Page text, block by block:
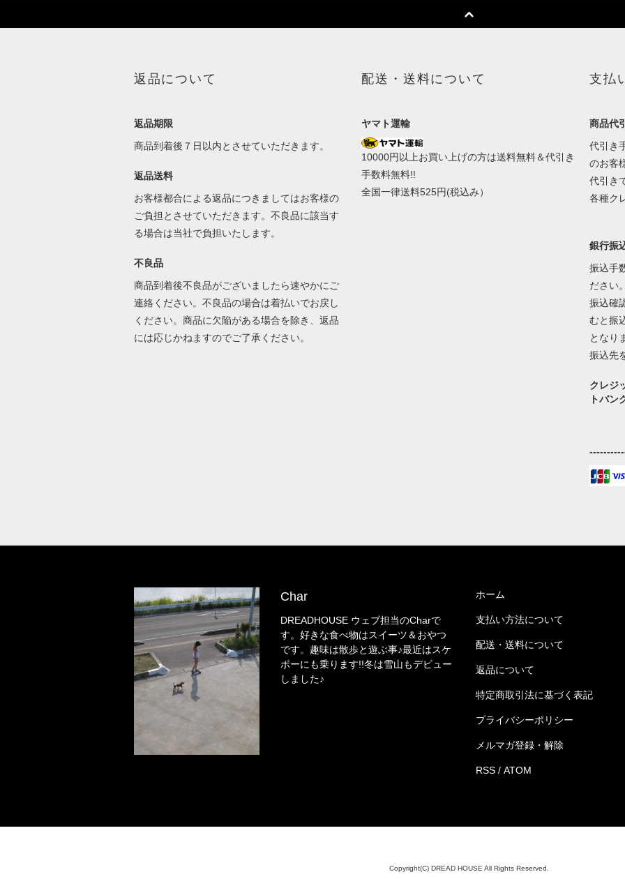
返品について
返品期限
商品到着後７日以内とさせていただきます。
返品送料
お客様都合による返品につきましてはお客様の
ご負担とさせていただきます。不良品に該当す
る場合は当社で負担いたします。
不良品
商品到着後不良品がございましたら速やかにご
連絡ください。不良品の場合は着払いでお戻し
ください。商品に欠陥がある場合を除き、返品
には応じかねますのでご了承ください。
配送・送料について
ヤマト運輸
10000円以上お買い上げの方は送料無料＆代引き
手数料無料!!
全国一律送料525円(税込み）
支払
商品代
代引き
のお客
代引き
各種ク
銀行振
振込手
ださい
振込確
むと振
となり
振込先
クレジ
トバン
Char
DREADHOUSE ウェブ担当のCharで
す。好きな食べ物はスイーツ＆おやつ
です。趣味は散歩と遊ぶ事♪最近はスケ
ボーにも乗ります!!冬は雪山もデビュー
しました♪
ホーム
支払い方法について
配送・送料について
返品について
特定商取引法に基づく表記
プライバシーポリシー
メルマガ登録・解除
RSS/ ATOM
Copyright(C) DREAD HOUSE All Rights Reserved.